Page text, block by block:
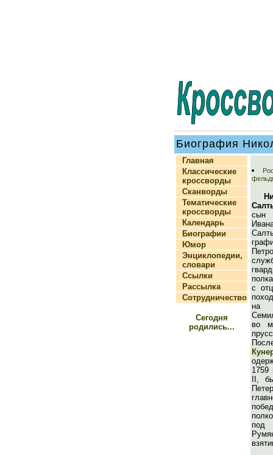
Биография
Главная
Классические
кроссворды
Сканворды
Тематические
кроссворды
Календарь
Биографии
Юмор
Энциклопедии,
словари
Ссылки
Рассылка
Сотрудничество
Сегодня
родились...
сын
с
на
во
1759
II,
под